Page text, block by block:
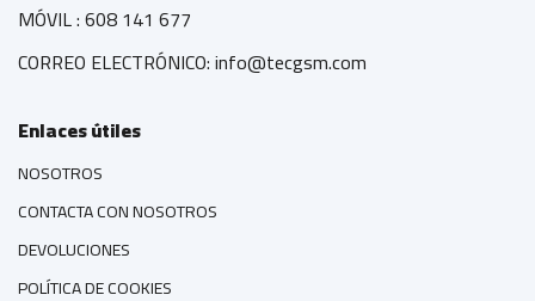
MÓVIL : 608 141 677
CORREO ELECTRÓNICO: info@tecgsm.com
Enlaces útiles
NOSOTROS
CONTACTA CON NOSOTROS
DEVOLUCIONES
POLÍTICA DE COOKIES